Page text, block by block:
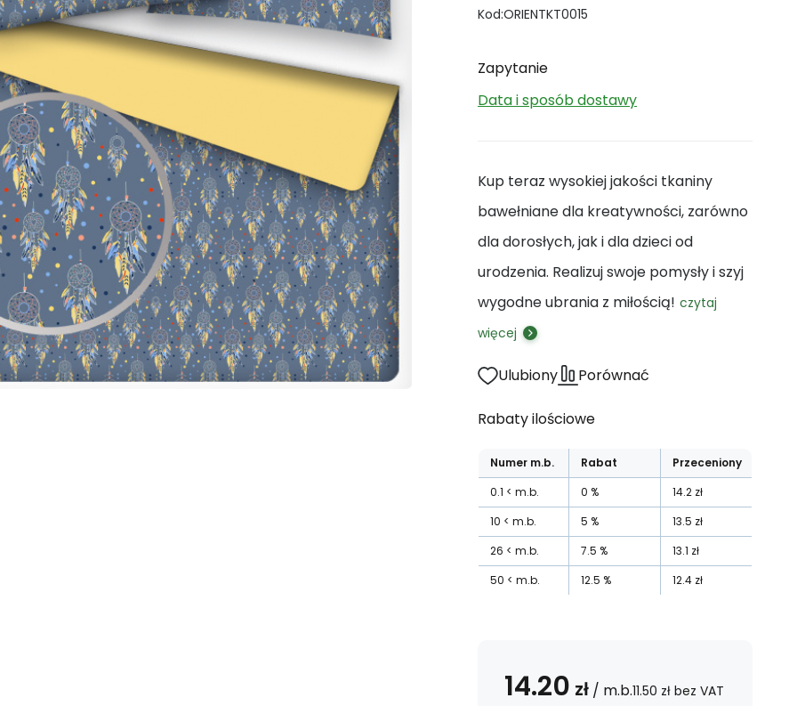
Kod:ORIENTKT0015
Zapytanie
Data i sposób dostawy
Kup teraz wysokiej jakości tkaniny
bawełniane dla kreatywności, zarówno
dla dorosłych, jak i dla dzieci od
urodzenia. Realizuj swoje pomysły i szyj
wygodne ubrania z miłością! czytaj
więcej
Ulubiony Porównać
Rabaty ilościowe
Numer m.b. Rabat
Przeceniony
0.1
m.b. 0 % 14.2 zł
10
m.b. 5 % 13.5 zł
26
m.b. 7.5 % 13.1 zł
50
m.b. 12.5 % 12.4 zł
14.20 zł / m.b.11.50 zł bez VAT